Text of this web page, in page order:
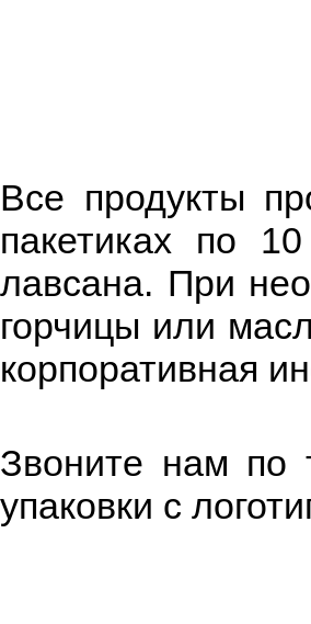
Все продукты
пакетиках по
лавсана. При
горчицы или
корпоративная
Звоните нам по
упаковки с